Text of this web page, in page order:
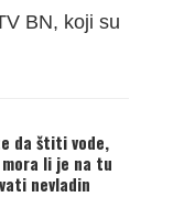
BN, koji su
da štiti vode,
li je na tu
nevladin